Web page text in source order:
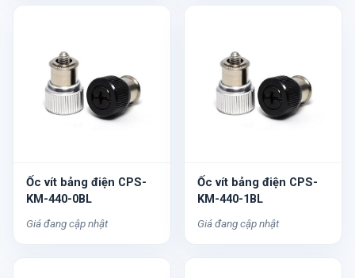
Ốc vít bảng điện CPS-
KM-440-0BL
Giá đang cập nhật
Ốc vít bảng điện CPS-
KM-440-1BL
Giá đang cập nhật